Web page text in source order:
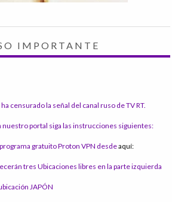
IMPORTANTE
censurado la señal del canal ruso de TV RT.
nuestro portal siga las instrucciones siguientes:
gratuito Proton VPN desdeaquí:
tres Ubicaciones libres en la parte izquierda
JAPÓN